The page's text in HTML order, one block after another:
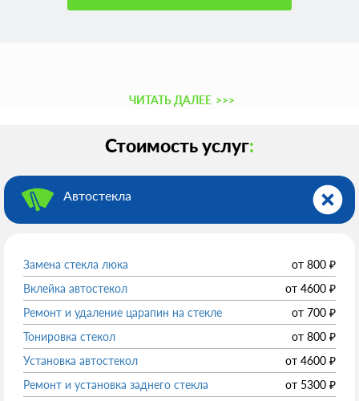
ЧИТАТЬ ДАЛЕЕ >>>
Стоимость услуг:
Автостекла
Замена стекла люка от 800 ₽
Вклейка автостекол
от 4600 ₽
Ремонт и удаление царапин на стекле
от 700 ₽
Тонировка стекол
от 800 ₽
Установка автостекол
от 4600 ₽
Ремонт и установка заднего стекла
от 5300 ₽